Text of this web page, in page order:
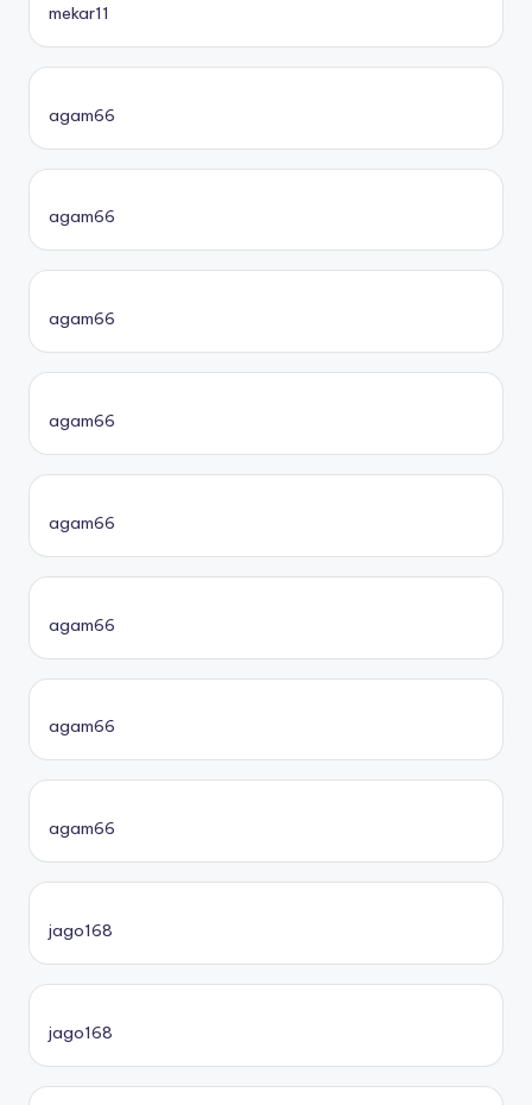
mekar11
agam66
agam66
agam66
agam66
agam66
agam66
agam66
agam66
jago168
jago168